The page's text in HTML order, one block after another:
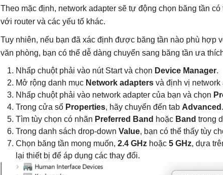
Theo mặc định, network adapter sẽ tự động chọn băng tần
với router và các yếu tố khác.
Tuy nhiên, nếu bạn đã xác định được băng tần nào phù hợp
văn phòng, bạn có thể dễ dàng chuyển sang băng tần ưa
Nhấp chuột phải vào nút Start và chọn Device Manager.
Mở rộng danh mục Network adapters và định vị network
Nhấp chuột phải vào network adapter của bạn và chọn
Trong cửa sổ Properties, hãy chuyển đến tab Advanced .
Tìm tùy chọn có nhãn Preferred Band hoặc Band trong
Trong danh sách drop-down Value, bạn có thể thấy tùy
Chọn băng tần mong muốn, 2.4 GHz hoặc 5 GHz, dựa
lại thiết bị để áp dụng các thay đổi.